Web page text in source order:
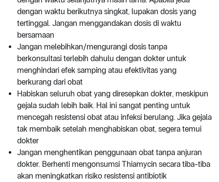
dengan waktu berikutnya singkat, lupakan dosis yang
tertinggal. Jangan menggandakan dosis di waktu
bersamaan
Jangan melebihkan/mengurangi dosis tanpa
berkonsultasi terlebih dahulu dengan dokter untuk
menghindari efek samping atau efektivitas yang
berkurang dari obat
Habiskan seluruh obat yang diresepkan dokter, meskipun
gejala sudah lebih baik. Hal ini sangat penting untuk
mencegah resistensi obat atau infeksi berulang. Jika gejala
tak membaik setelah menghabiskan obat, segera temui
dokter
Jangan menghentikan penggunaan obat tanpa anjuran
dokter. Berhenti mengonsumsi Thiamycin secara tiba-tiba
akan meningkatkan risiko resistensi antibiotik